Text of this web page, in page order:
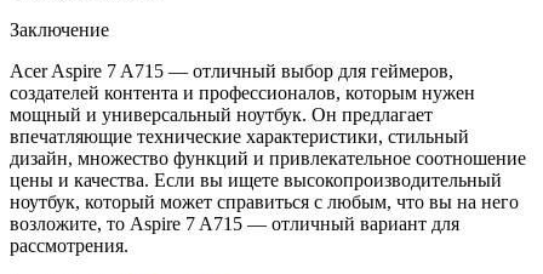
Заключение
Acer Aspire 7 A715 — отличный выбор для геймеров,
создателей контента и профессионалов, которым нужен
мощный и универсальный ноутбук. Он предлагает
впечатляющие технические характеристики, стильный
дизайн, множество функций и привлекательное соотношение
цены и качества. Если вы ищете высокопроизводительный
ноутбук, который может справиться с любым, что вы на него
возложите, то Aspire 7 A715 — отличный вариант для
рассмотрения.